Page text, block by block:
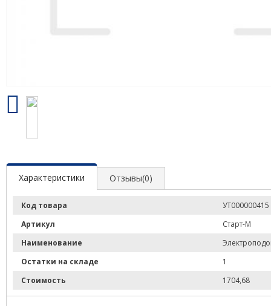
Характеристики Отзывы(0)
Код товара
УТ000000415
Артикул
Старт-М
Наименование
Остатки на складе
1
Стоимость
1704,68